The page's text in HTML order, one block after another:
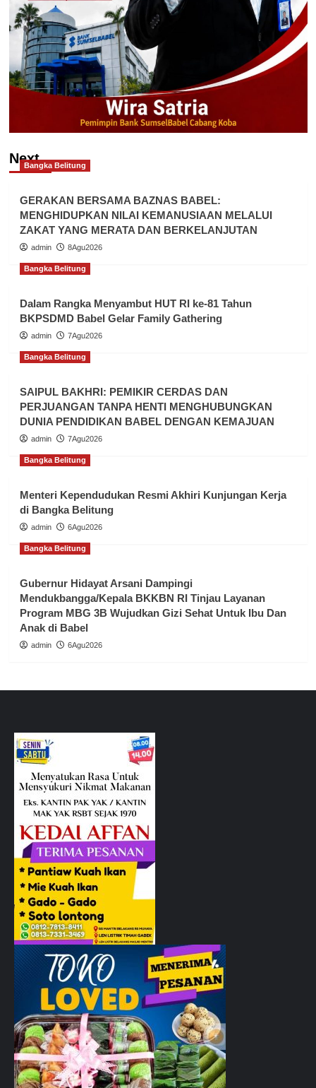
NextBangka Belitung
GERAKAN BERSAMA BAZNAS BABEL:
MENGHIDUPKAN NILAI KEMANUSIAAN MELALUI
ZAKAT YANG MERATA DAN BERKELANJUTAN
admin 8Agu2026
Bangka Belitung
Dalam Rangka Menyambut HUT RI ke-81 Tahun
BKPSDMD Babel Gelar Family Gathering
admin 7Agu2026
Bangka Belitung
SAIPUL BAKHRI: PEMIKIR CERDAS DAN
PERJUANGAN TANPA HENTI MENGHUBUNGKAN
DUNIA PENDIDIKAN BABEL DENGAN KEMAJUAN
admin 7Agu2026
Bangka Belitung
Menteri Kependudukan Resmi Akhiri Kunjungan Kerja
di Bangka Belitung
admin 6Agu2026
Bangka Belitung
Gubernur Hidayat Arsani Dampingi
Mendukbangga/Kepala BKKBN RI Tinjau Layanan
Program MBG 3B Wujudkan Gizi Sehat Untuk Ibu Dan
Anak di Babel
admin 6Agu2026